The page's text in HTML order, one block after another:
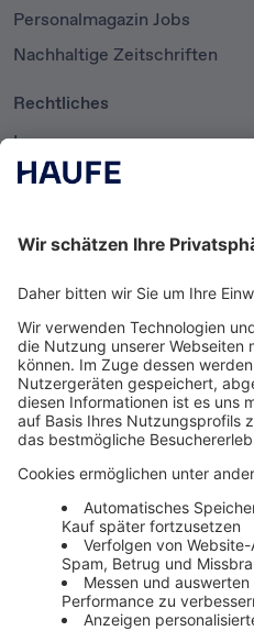
Personalmagazin Jobs
Nachhaltige Zeitschriften
Rechtliches
Impressum
Datenschutzerklärung
AGB
Newsletter
Media News
Haufe Media Sales
Alle Werbeformen,
Ort. Haufe Media Sales
Überblick um
buchen und schnell